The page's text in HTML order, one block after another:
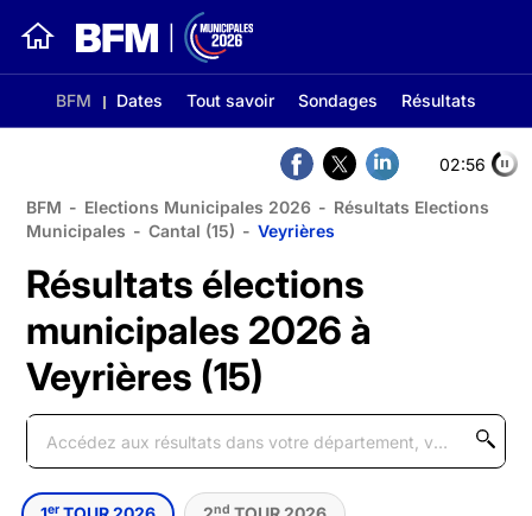
BFM Dates Tout savoir Sondages Résultats
02:56
BFM - Elections Municipales 2026 - Résultats Elections
Municipales - Cantal (15) - Veyrières
Résultats élections
municipales 2026 à
Veyrières (15)
er nd